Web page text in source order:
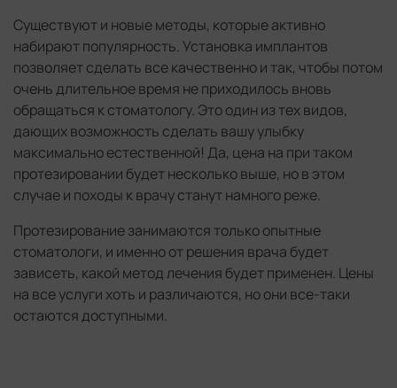
Существуют и новые методы, которые активно
набирают популярность. Установка имплантов
позволяет сделать все качественно и так, чтобы потом
очень длительное время не приходилось вновь
обращаться к стоматологу. Это один из тех видов,
дающих возможность сделать вашу улыбку
максимально естественной! Да, цена на при таком
протезировании будет несколько выше, но в этом
случае и походы к врачу станут намного реже.
Протезирование занимаются только опытные
стоматологи, и именно от решения врача будет
зависеть, какой метод лечения будет применен. Цены
на все услуги хоть и различаются, но они все-таки
остаются доступными.